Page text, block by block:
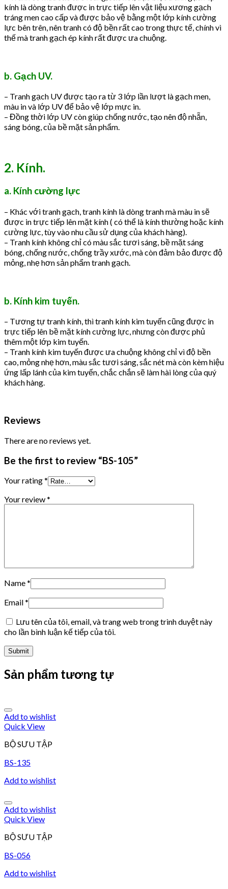
kính là dòng tranh được in trực tiếp lên vật liệu xương gạch
tráng men cao cấp và được bảo vệ bằng một lớp kính cường
lực bên trên, nên tranh có độ bền rất cao trong thực tế, chính vì
thế mà tranh gạch ép kính rất được ưa chuộng.
b. Gạch UV.
– Tranh gạch UV được tạo ra từ 3 lớp lần lượt là gạch men,
màu in và lớp UV để bảo vệ lớp mực in.
– Đồng thời lớp UV còn giúp chống nước, tạo nên độ nhẵn,
sáng bóng, của bề mặt sản phẩm.
2. Kính.
a. Kính cường lực
– Khác với tranh gạch, tranh kính là dòng tranh mà màu in sẽ
được in trực tiếp lên mặt kính ( có thể là kính thường hoặc kính
cường lực, tùy vào nhu cầu sử dụng của khách hàng).
– Tranh kính không chỉ có màu sắc tươi sáng, bề mặt sáng
bóng, chống nước, chống trầy xước, mà còn đảm bảo được độ
mỏng, nhẹ hơn sản phẩm tranh gạch.
b. Kính kim tuyến.
– Tương tự tranh kính, thì tranh kính kim tuyến cũng được in
trực tiếp lên bề mặt kính cường lực, nhưng còn được phủ
thêm một lớp kim tuyến.
– Tranh kính kim tuyến được ưa chuộng không chỉ vì độ bền
cao, mỏng nhẹ hơn, màu sắc tươi sáng, sắc nét mà còn kèm hiệu
ứng lấp lánh của kim tuyến, chắc chắn sẽ làm hài lòng của quý
khách hàng.
Reviews
There are no reviews yet.
Be the first to review “BS-105”
Your rating*
Your review*
Name*
Email*
Lưu tên của tôi, email, và trang web trong trình duyệt này
cho lần bình luận kế tiếp của tôi.
Sản phẩm tương tự
Add to wishlist
Quick View
BỘ SƯU TẬP
BS-135
Add to wishlist
Add to wishlist
Quick View
BỘ SƯU TẬP
BS-056
Add to wishlist